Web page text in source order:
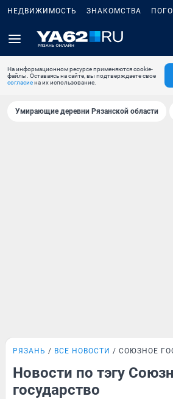
НЕДВИЖИМОСТЬ ЗНАКОМСТВА
На информационном ресурсе применяются cookie-
файлы. Оставаясь на сайте, вы подтверждаете свое
согласиена их использование.
Умирающие деревни Рязанской области
РЯЗАНЬ ВСЕ НОВОСТИ СОЮЗНОЕ
Новости по тэгу
государство